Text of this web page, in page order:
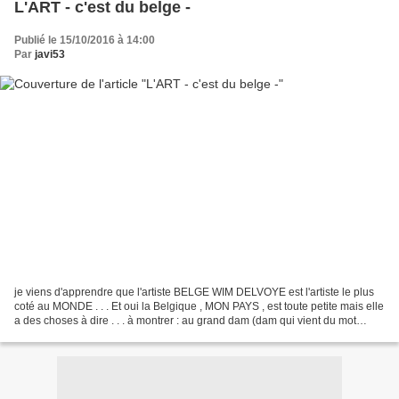
L'ART - c'est du belge -
Publié le 15/10/2016 à 14:00
Par javi53
je viens d'apprendre que l'artiste BELGE WIM DELVOYE est l'artiste le plus
coté au MONDE . . . Et oui la Belgique , MON PAYS , est toute petite mais elle
a des choses à dire . . . à montrer : au grand dam (dam qui vient du mot